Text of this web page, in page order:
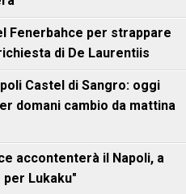
Fenerbahce per strappare
di De Laurentiis
Castel di Sangro: oggi
domani cambio da mattina
accontenterà il Napoli, a
Lukaku"